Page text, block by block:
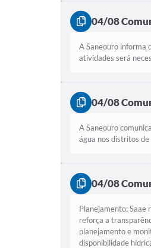
04/08
A Saneouro informa
atividades será
04/08
A Saneouro
água nos distritos
04/08
Planejamento:
reforça a
planejamento e
disponibilidade